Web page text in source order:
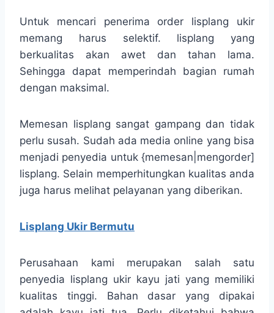
Untuk mencari penerima order lisplang ukir
memang harus selektif. lisplang yang
berkualitas akan awet dan tahan lama.
Sehingga dapat memperindah bagian rumah
dengan maksimal.
Memesan lisplang sangat gampang dan tidak
perlu susah. Sudah ada media online yang bisa
menjadi penyedia untuk {memesan|mengorder]
lisplang. Selain memperhitungkan kualitas anda
juga harus melihat pelayanan yang diberikan.
Lisplang Ukir Bermutu
Perusahaan kami merupakan salah satu
penyedia lisplang ukir kayu jati yang memiliki
kualitas tinggi. Bahan dasar yang dipakai